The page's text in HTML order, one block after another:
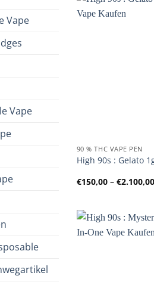
Vape
Vape
90 % THC VAPE PEN
High 90s : Gelato
€150,00 – €2.100,00